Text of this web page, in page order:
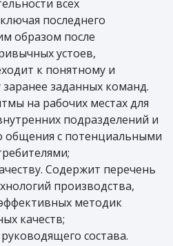
всех
последнего
образом после
устоев,
к понятному и
заданных команд.
на рабочих местах для
подразделений и
общения с потенциальными
Содержит перечень
производства,
методик
качеств;
состава.